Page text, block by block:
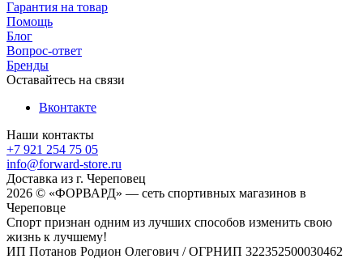
Гарантия на товар
Помощь
Блог
Вопрос-ответ
Бренды
Оставайтесь на связи
Вконтакте
Наши контакты
+7 921 254 75 05
info@forward-store.ru
Доставка из г. Череповец
2026 © «ФОРВАРД» — сеть спортивных магазинов в
Череповце
Спорт признан одним из лучших способов изменить свою
жизнь к лучшему!
ИП Потанов Родион Олегович / ОГРНИП 322352500030462